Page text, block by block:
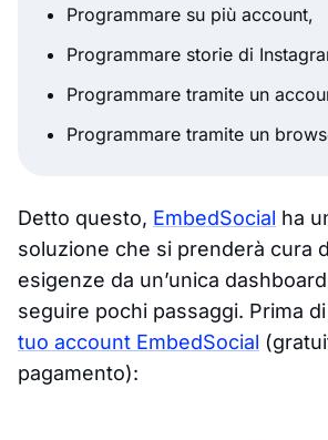
Programmare su più account,
Programmare storie di
Programmare tramite un
Programmare tramite un
Detto questo, EmbedSocial ha
soluzione che si prenderà cura
esigenze da un’unica
seguire pochi passaggi. Prima
tuo account EmbedSocial
pagamento):